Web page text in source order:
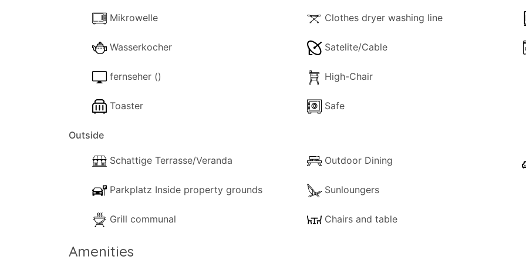
Verfügung.
Auf dem Grundstück stehen private Parkplätze zur Verfügung. Das Apartment bietet einen schönen
Fuseta ist nur 650 Meter entfernt, sodass Sie bequem nahegelegene Städte wie Olhão, Tavira und
Mikrowelle
Wasserkocher
fernseher ()
Toaster
Clothes dryer washing line
Satelite/Cable
High-Chair
Safe
Outside
Schattige Terrasse/Veranda
Parkplatz Inside property grounds
Grill communal
Outdoor Dining
Sunloungers
Chairs and table
Amenities